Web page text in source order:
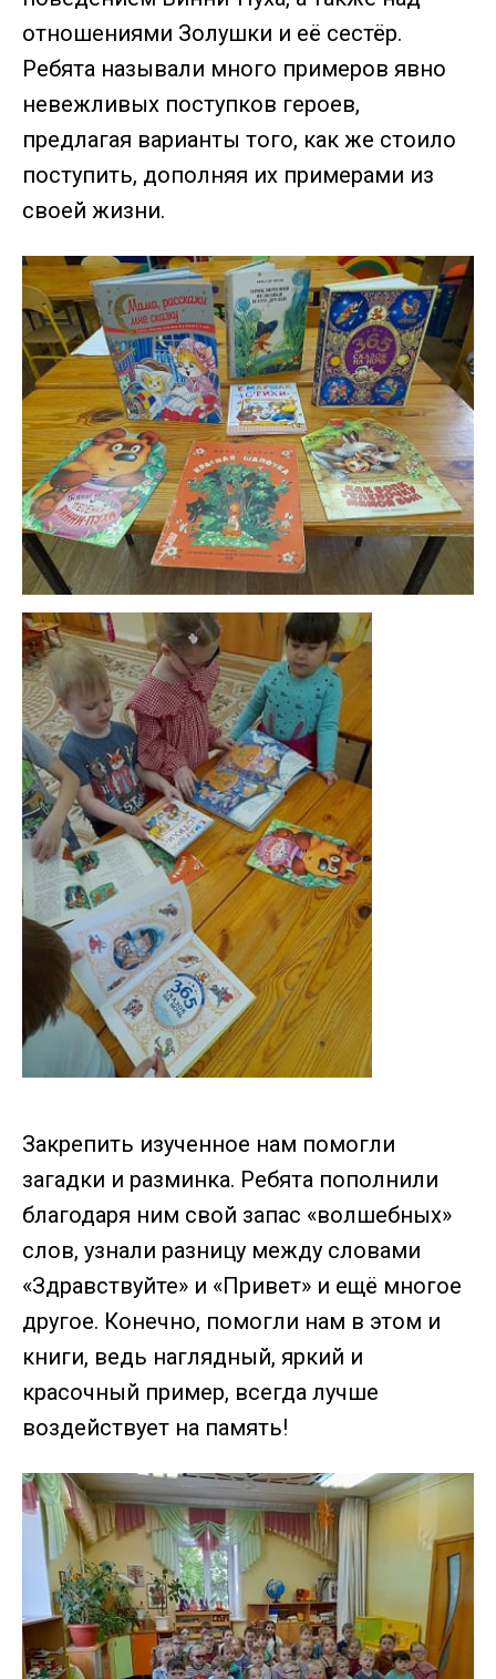
отношениями Золушки и её сестёр.
Ребята называли много примеров явно
невежливых поступков героев,
предлагая варианты того, как же стоило
поступить, дополняя их примерами из
своей жизни.
Закрепить изученное нам помогли
загадки и разминка. Ребята пополнили
благодаря ним свой запас «волшебных»
слов, узнали разницу между словами
«Здравствуйте» и «Привет» и ещё многое
другое. Конечно, помогли нам в этом и
книги, ведь наглядный, яркий и
красочный пример, всегда лучше
воздействует на память!